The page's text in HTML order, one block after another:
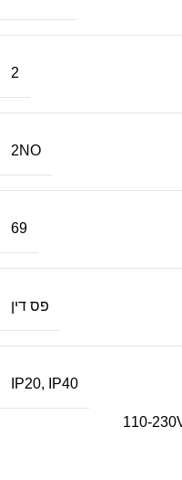
2
2NO
69
פס דין
IP20, IP40